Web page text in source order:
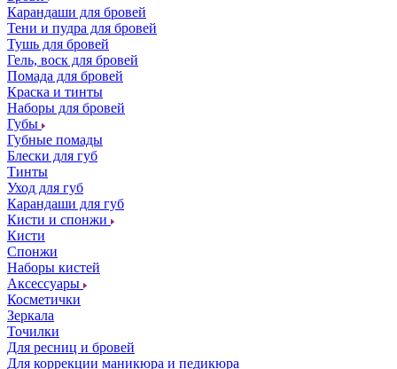
Карандаши для бровей
Тени и пудра для бровей
Тушь для бровей
Гель, воск для бровей
Помада для бровей
Краска и тинты
Наборы для бровей
Губы
Губные помады
Блески для губ
Тинты
Уход для губ
Карандаши для губ
Кисти и спонжи
Кисти
Спонжи
Наборы кистей
Аксессуары
Косметички
Зеркала
Точилки
Для ресниц и бровей
Для коррекции маникюра и педикюра